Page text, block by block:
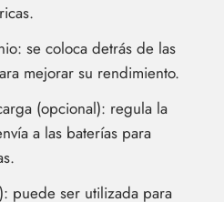
se coloca detrás de las
mejorar su rendimiento.
(opcional): regula la
a las baterías para
puede ser utilizada para